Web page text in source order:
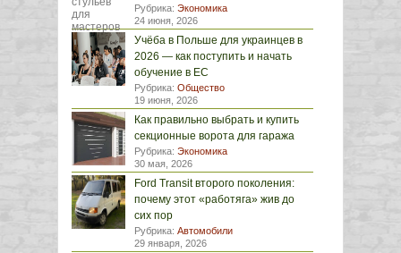
Рубрика: Экономика
24 июня, 2026
Учёба в Польше для украинцев в
2026 — как поступить и начать
обучение в ЕС
Рубрика: Общество
19 июня, 2026
Как правильно выбрать и купить
секционные ворота для гаража
Рубрика: Экономика
30 мая, 2026
Ford Transit второго поколения:
почему этот «работяга» жив до
сих пор
Рубрика: Автомобили
29 января, 2026